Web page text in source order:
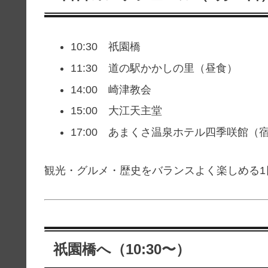
10:30 祇園橋
11:30 道の駅かかしの里（昼食）
14:00 崎津教会
15:00 大江天主堂
17:00 あまくさ温泉ホテル四季咲館（宿
観光・グルメ・歴史をバランスよく楽しめる1
祇園橋へ（10:30〜）